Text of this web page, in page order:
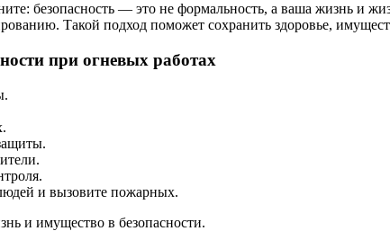
безопасность — это не формальность, а ваша жизнь и
Такой подход поможет сохранить здоровье,
при огневых работах
и вызовите пожарных.
и имущество в безопасности.